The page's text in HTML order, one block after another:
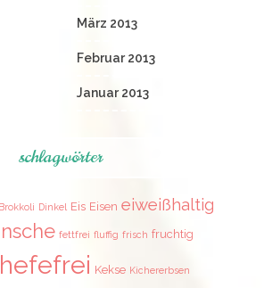
März 2013
Februar 2013
Januar 2013
schlagwörter
Brokkoli Dinkel Eis Eisen eiweißhaltig
fettfrei fluffig frisch fruchtig
hefefrei Kekse Kichererbsen